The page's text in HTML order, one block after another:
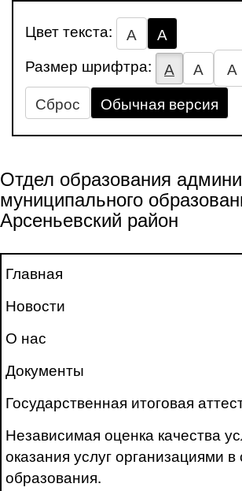
Цвет текста: А
А
Размер шрифтра:
А А
А
Сброс
Обычная версия
Отдел образования
муниципального
Арсеньевский район
Главная
Новости
О нас
Документы
Государственная итоговая
Независимая оценка качества
оказания услуг организациями
образования.